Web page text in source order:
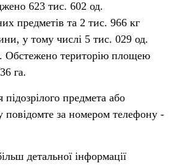
623 тис. 602 од.
предметів та 2 тис. 966 кг
у тому числі 5 тис. 029 од.
Обстежено територію площею
га.
предмета або
повідомте за номером телефону -
детальної інформації